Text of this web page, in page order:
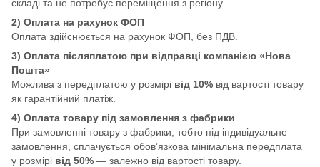
складі та не потребує переміщення з регіону.
2) Оплата на рахунок ФОП
Оплата здійснюється на рахунок ФОП, без ПДВ.
3) Оплата післяплатою при відправці компанією «Нова
Пошта»
Можлива з передплатою у розмірі від 10% від вартості товару
як гарантійний платіж.
4) Оплата товару під замовлення з фабрики
При замовленні товару з фабрики, тобто під індивідуальне
замовлення, сплачується обов’язкова мінімальна передплата
у розмірі від 50% — залежно від вартості товару.